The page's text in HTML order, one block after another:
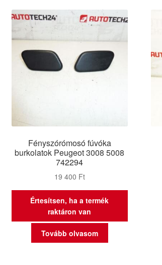
Fényszórómosó fúvóka
burkolatok Peugeot 3008 5008
742294
19 400 Ft
Értesítsen, ha a termék
raktáron van
Tovább olvasom